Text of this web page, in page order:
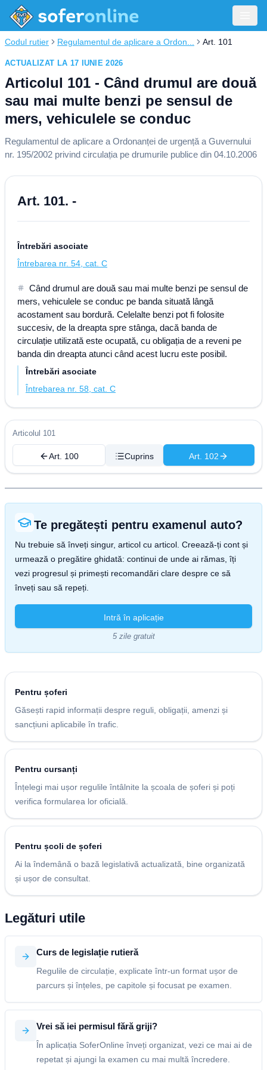
Codul rutier Regulamentul de aplicare a Ordon... Art. 101
ACTUALIZAT LA 17 IUNIE 2026
Articolul 101 - Când drumul are două
sau mai multe benzi pe sensul de
mers, vehiculele se conduc
Regulamentul de aplicare a Ordonanței de urgență a Guvernului
nr. 195/2002 privind circulația pe drumurile publice din 04.10.2006
Art. 101. -
Întrebări asociate
Întrebarea nr. 54, cat. C
Când drumul are două sau mai multe benzi pe sensul de
mers, vehiculele se conduc pe banda situată lângă
acostament sau bordură. Celelalte benzi pot fi folosite
succesiv, de la dreapta spre stânga, dacă banda de
circulație utilizată este ocupată, cu obligația de a reveni pe
banda din dreapta atunci când acest lucru este posibil.
Întrebări asociate
Întrebarea nr. 58, cat. C
Articolul 101
Art. 100 Cuprins Art. 102
Te pregătești pentru examenul auto?
Nu trebuie să înveți singur, articol cu articol. Creează-ți cont și
urmează o pregătire ghidată: continui de unde ai rămas, îți
vezi progresul și primești recomandări clare despre ce să
înveți sau să repeți.
Intră în aplicație
5 zile gratuit
Pentru șoferi
Găsești rapid informații despre reguli, obligații, amenzi și
sancțiuni aplicabile în trafic.
Pentru cursanți
Înțelegi mai ușor regulile întâlnite la școala de șoferi și poți
verifica formularea lor oficială.
Pentru școli de șoferi
Ai la îndemână o bază legislativă actualizată, bine organizată
și ușor de consultat.
Legături utile
Curs de legislație rutieră
Regulile de circulație, explicate într-un format ușor de
parcurs și înțeles, pe capitole și focusat pe examen.
Vrei să iei permisul fără griji?
În aplicația SoferOnline înveți organizat, vezi ce mai ai de
repetat și ajungi la examen cu mai multă încredere.